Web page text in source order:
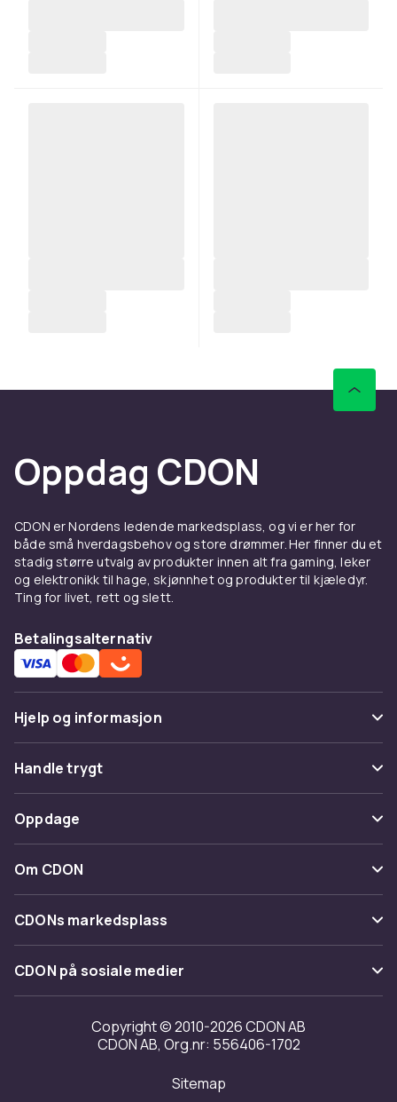
Oppdag CDON
CDON er Nordens ledende markedsplass, og vi er her for
både små hverdagsbehov og store drømmer. Her finner du et
stadig større utvalg av produkter innen alt fra gaming, leker
og elektronikk til hage, skjønnhet og produkter til kjæledyr.
Ting for livet, rett og slett.
Betalingsalternativ
Hjelp og informasjon
Vanlige spørsmål
Spor pakke
Angre & returner her
Kontakt oss
Handle trygt
Betaling
Levering
Tilbakekallinger
Oppdage
Kategorier
Varemerker
Om CDON
Om oss
Kundeanmeldelser
Jobbe på CDON
Investor relations
Tilgjengelighet
CDONs markedsplass
Merchant Help Center
CDON på sosiale medier
Copyright © 2010-2026 CDON AB
CDON AB, Org.nr: 556406-1702
Sitemap